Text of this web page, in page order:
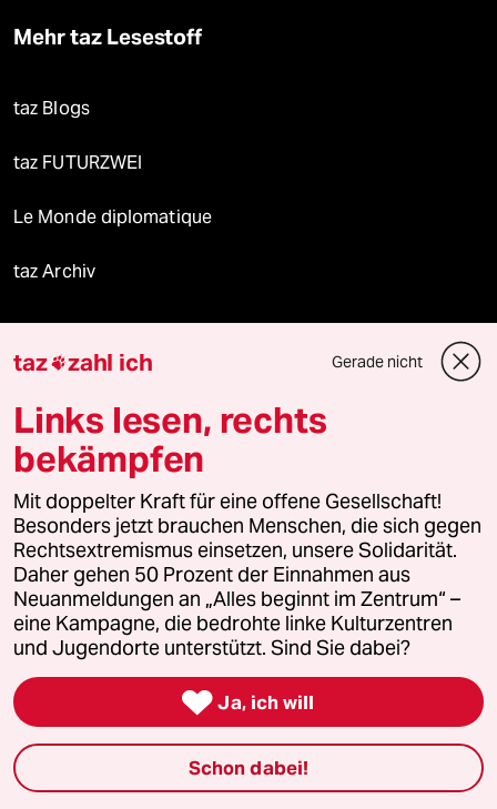
Mehr taz Lesestoff
taz Blogs
taz FUTURZWEI
Le Monde diplomatique
taz Archiv
Mehr taz Angebote
Reisen
Kantine
Shop
Anzeigen
Fragen & Hilfe
Feedback
taz zahl ich Gerade nicht
Links lesen, rechts
bekämpfen
Mit doppelter Kraft für eine offene Gesellschaft!
Besonders jetzt brauchen Menschen, die sich gegen
Rechtsextremismus einsetzen, unsere Solidarität.
Daher gehen 50 Prozent der Einnahmen aus
Neuanmeldungen an „Alles beginnt im Zentrum“ –
eine Kampagne, die bedrohte linke Kulturzentren
und Jugendorte unterstützt. Sind Sie dabei?
 Ja, ich will
Schon dabei!